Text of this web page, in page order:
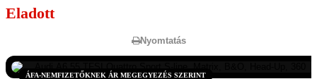
Eladott
Nyomtatás
ÁFA-NEMFIZETŐKNEK ÁR MEGEGYEZÉS SZERINT